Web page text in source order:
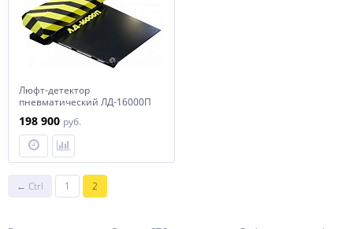
Люфт-детектор
пневматический ЛД-16000П
198 900 руб.
← Ctrl 1 2